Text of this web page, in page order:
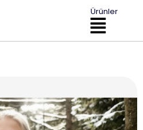
Ürünler